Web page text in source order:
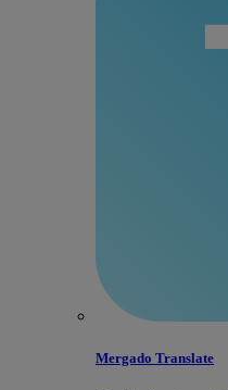
Mergado Translate